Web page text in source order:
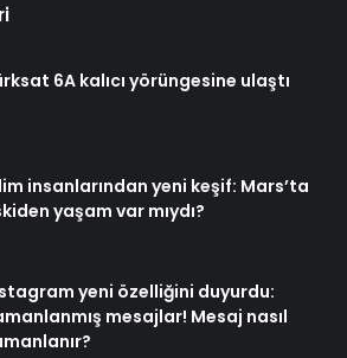
6A kalıcı yörüngesine ulaştı
insanlarından yeni keşif: Mars’ta
yaşam var mıydı?
yeni özelliğini duyurdu:
mesajlar! Mesaj nasıl